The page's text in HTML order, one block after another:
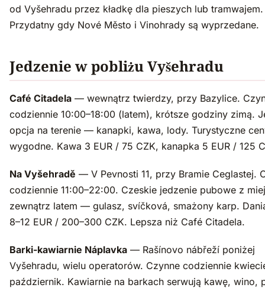
od Vyšehradu przez kładkę dla pieszych lub tramwajem.
Przydatny gdy Nové Město i Vinohrady są wyprzedane.
Jedzenie w pobliżu Vyšehradu
Café Citadela — wewnątrz twierdzy, przy Bazylice.
codziennie 10:00–18:00 (latem), krótsze godziny zimą.
opcja na terenie — kanapki, kawa, lody. Turystyczne
wygodne. Kawa 3 EUR / 75 CZK, kanapka 5 EUR / 125
Na Vyšehradě — V Pevnosti 11, przy Bramie Ceglastej.
codziennie 11:00–22:00. Czeskie jedzenie pubowe z
zewnątrz latem — gulasz, svíčková, smażony karp.
8–12 EUR / 200–300 CZK. Lepsza niż Café Citadela.
Barki-kawiarnie Náplavka — Rašínovo nábřeží poniżej
Vyšehradu, wielu operatorów. Czynne codziennie
październik. Kawiarnie na barkach serwują kawę, wino,